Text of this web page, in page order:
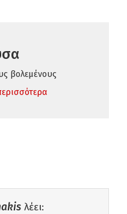
βολεμένους
λέει: